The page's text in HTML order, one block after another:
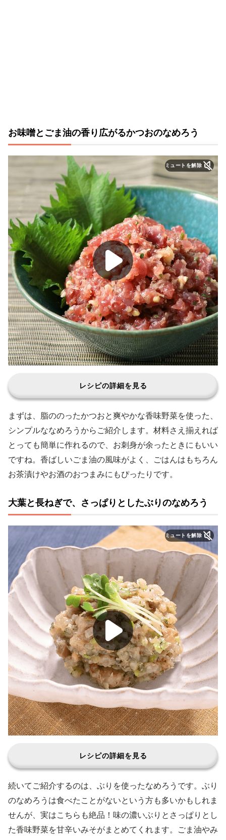
お味噌とごま油の香り広がるかつおのなめろう
ミュートを解除
レシピの詳細を見る
まずは、脂ののったかつおと爽やかな香味野菜を使った、
シンプルななめろうからご紹介します。材料さえ揃えれば
とっても簡単に作れるので、お刺身が余ったときにもいい
ですね。香ばしいごま油の風味がよく、ごはんはもちろん
お茶漬けやお酒のおつまみにもぴったりです。
大葉と長ねぎで、さっぱりとしたぶりのなめろう
ミュートを解除
レシピの詳細を見る
続いてご紹介するのは、ぶりを使ったなめろうです。ぶり
のなめろうは食べたことがないという方も多いかもしれま
せんが、実はこちらも絶品！味の濃いぶりとさっぱりとし
た香味野菜を甘辛いみそがまとめてくれます。ごま油やみ